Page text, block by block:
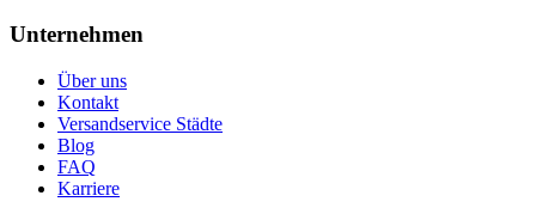
Unternehmen
Über uns
Kontakt
Versandservice Städte
Blog
FAQ
Karriere